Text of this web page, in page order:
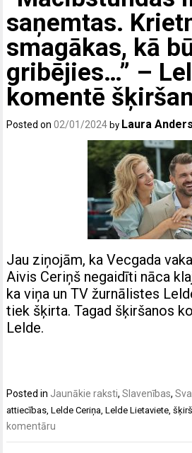
saņemtas.
smagākas, kā
gribējies…” –
komentē
Posted on02/01/2024 by Laura
Jau ziņojām, ka Vecgada
Aivis Ceriņš negaidīti nāca
ka viņa un TV žurnālistes
tiek šķirta. Tagad šķiršanos
Lelde.
Posted in Jaunākie raksti,Slavenības,
attiecības ,Lelde Ceriņa ,Lelde Lietaviete ,
komentāru